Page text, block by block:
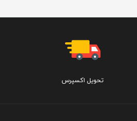
تحویل اکسپرس